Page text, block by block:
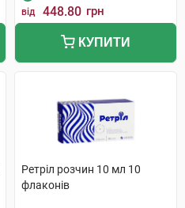
від 448.80 грн
КУПИТИ
Ретріл розчин 10 мл 10
флаконів